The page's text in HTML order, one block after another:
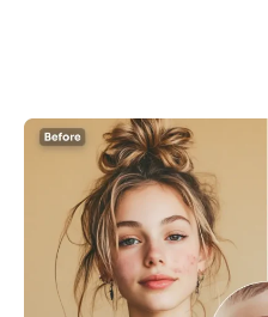
AI 스타일 이미지 생성기
인물 사진 도구
헤어스타일 체인저